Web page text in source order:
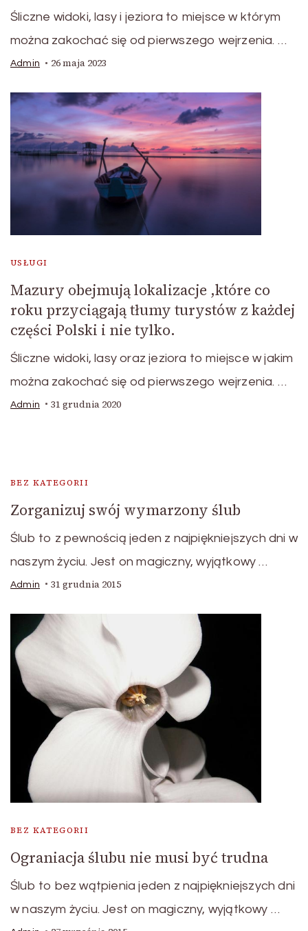
Śliczne widoki, lasy i jeziora to miejsce w którym
można zakochać się od pierwszego wejrzenia. …
Admin 26 maja 2023
USŁUGI
Mazury obejmują lokalizacje ,które co
roku przyciągają tłumy turystów z każdej
części Polski i nie tylko.
Śliczne widoki, lasy oraz jeziora to miejsce w jakim
można zakochać się od pierwszego wejrzenia. …
Admin 31 grudnia 2020
BEZ KATEGORII
Zorganizuj swój wymarzony ślub
Ślub to z pewnością jeden z najpiękniejszych dni w
naszym życiu. Jest on magiczny, wyjątkowy …
Admin 31 grudnia 2015
BEZ KATEGORII
Ograniacja ślubu nie musi być trudna
Ślub to bez wątpienia jeden z najpiękniejszych dni
w naszym życiu. Jest on magiczny, wyjątkowy …